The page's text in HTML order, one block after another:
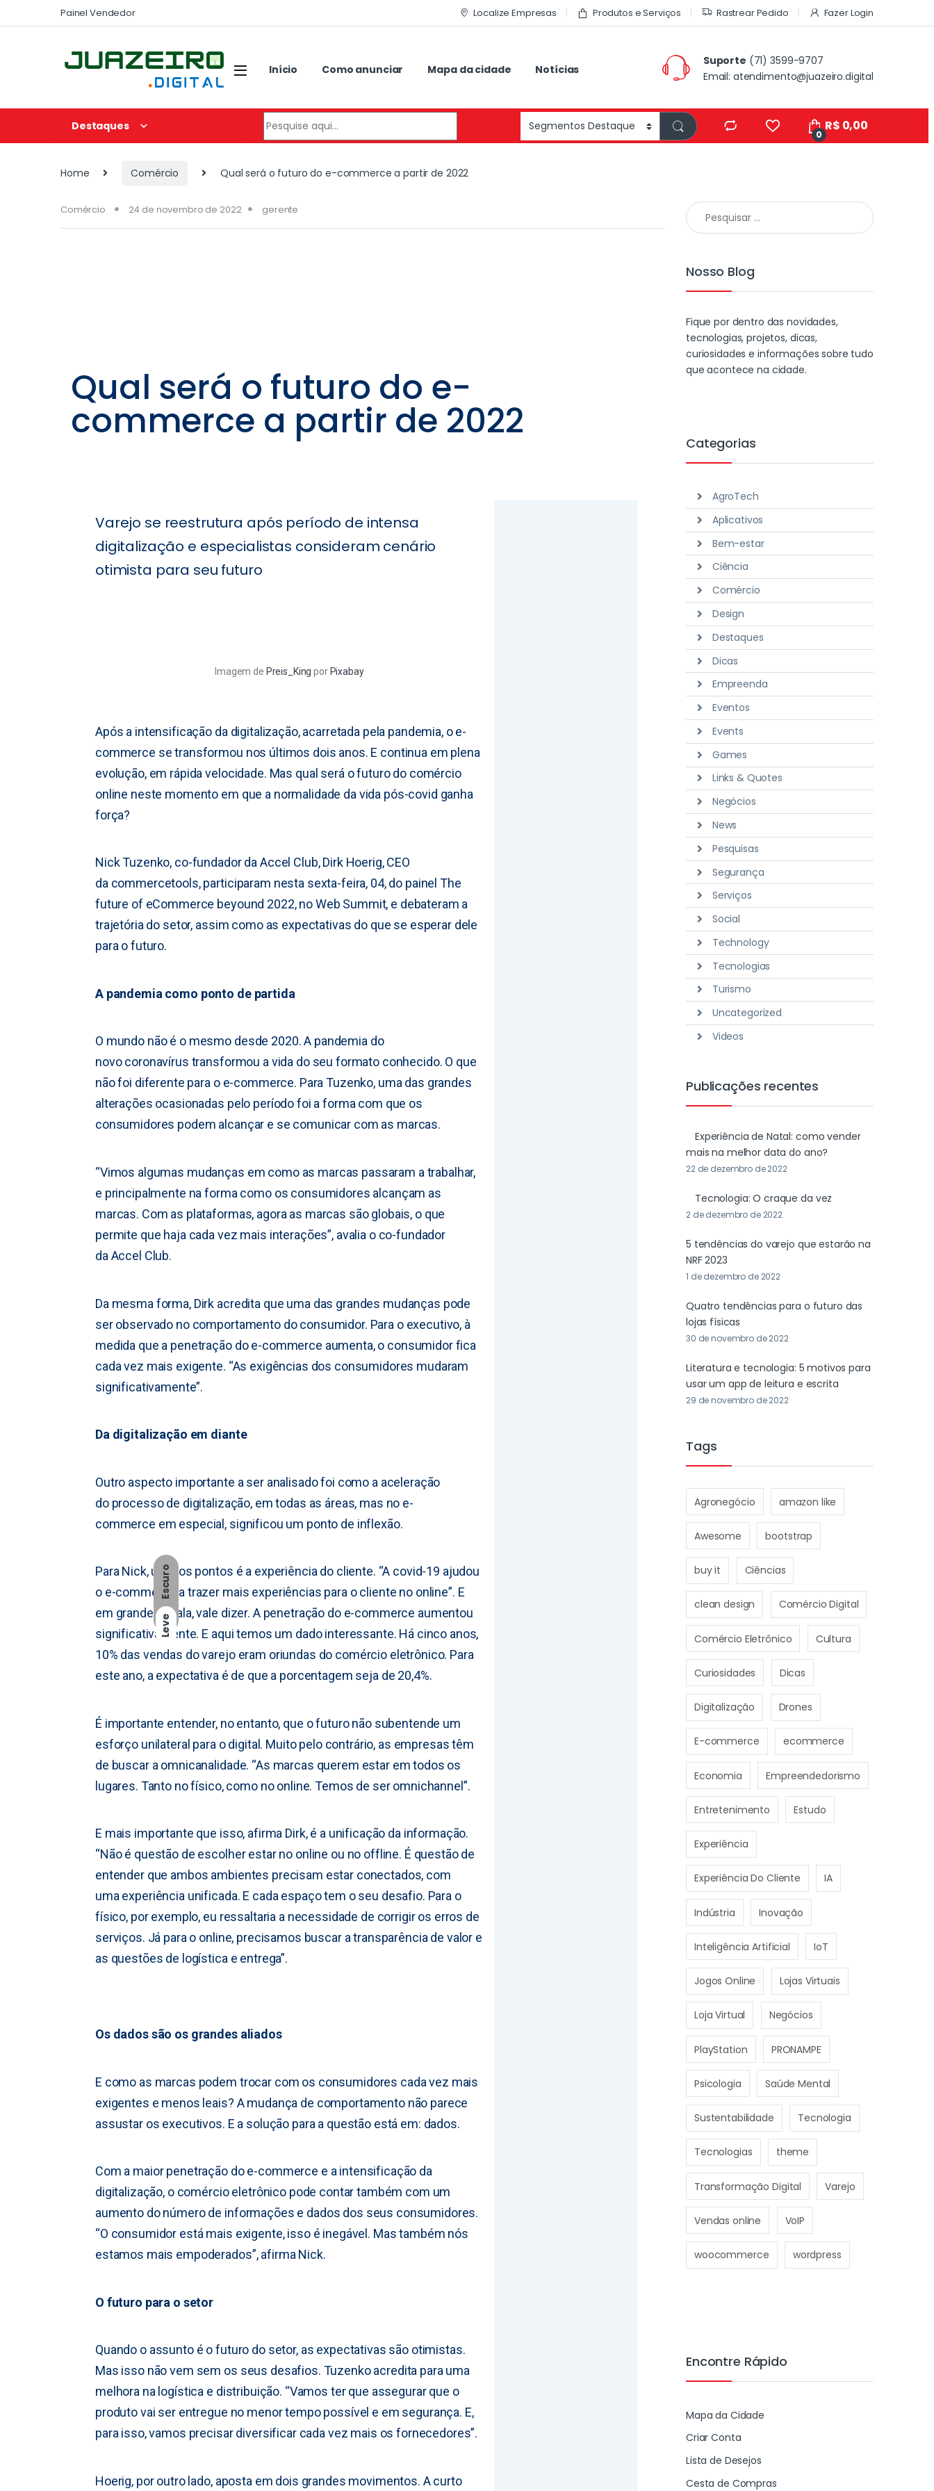
Escuro
Leve
Painel Vendedor Localize Empresas Produtos e Serviços Rastrear Pedido Fazer Login
Início Como anunciar Mapa da cidade Notícias
Suporte (71) 3599-9707
Email: atendimento@juazeiro.digital
Destaques
0
R$ 0,00
Home Comércio Qual será o futuro do e-commerce a partir de 2022
Comércio 24 de novembro de 2022 gerente
Qual será o futuro do e-
commerce a partir de 2022
Varejo se reestrutura após período de intensa
digitalização e especialistas consideram cenário
otimista para seu futuro
Imagem de Preis_King por Pixabay
Após a intensificação da digitalização, acarretada pela pandemia, o e-
commerce se transformou nos últimos dois anos. E continua em plena
evolução, em rápida velocidade. Mas qual será o futuro do comércio
online neste momento em que a normalidade da vida pós-covid ganha
força?
Nick Tuzenko, co-fundador da Accel Club, Dirk Hoerig, CEO
da commercetools, participaram nesta sexta-feira, 04, do painel The
future of eCommerce beyound 2022, no Web Summit, e debateram a
trajetória do setor, assim como as expectativas do que se esperar dele
para o futuro.
A pandemia como ponto de partida
O mundo não é o mesmo desde 2020. A pandemia do
novo coronavírus transformou a vida do seu formato conhecido. O que
não foi diferente para o e-commerce. Para Tuzenko, uma das grandes
alterações ocasionadas pelo período foi a forma com que os
consumidores podem alcançar e se comunicar com as marcas.
“Vimos algumas mudanças em como as marcas passaram a trabalhar,
e principalmente na forma como os consumidores alcançam as
marcas. Com as plataformas, agora as marcas são globais, o que
permite que haja cada vez mais interações”, avalia o co-fundador
da Accel Club.
Da mesma forma, Dirk acredita que uma das grandes mudanças pode
ser observado no comportamento do consumidor. Para o executivo, à
medida que a penetração do e-commerce aumenta, o consumidor fica
cada vez mais exigente. “As exigências dos consumidores mudaram
significativamente”.
Da digitalização em diante
Outro aspecto importante a ser analisado foi como a aceleração
do processo de digitalização, em todas as áreas, mas no e-
commerce em especial, significou um ponto de inflexão.
Para Nick, um dos pontos é a experiência do cliente. “A covid-19 ajudou
o e-commerce a trazer mais experiências para o cliente no online”. E
em grande escala, vale dizer. A penetração do e-commerce aumentou
significativamente. E aqui temos um dado interessante. Há cinco anos,
10% das vendas do varejo eram oriundas do comércio eletrônico. Para
este ano, a expectativa é de que a porcentagem seja de 20,4%.
É importante entender, no entanto, que o futuro não subentende um
esforço unilateral para o digital. Muito pelo contrário, as empresas têm
de buscar a omnicanalidade. “As marcas querem estar em todos os
lugares. Tanto no físico, como no online. Temos de ser omnichannel”.
E mais importante que isso, afirma Dirk, é a unificação da informação.
“Não é questão de escolher estar no online ou no offline. É questão de
entender que ambos ambientes precisam estar conectados, com
uma experiência unificada. E cada espaço tem o seu desafio. Para o
físico, por exemplo, eu ressaltaria a necessidade de corrigir os erros de
serviços. Já para o online, precisamos buscar a transparência de valor e
as questões de logística e entrega”.
Os dados são os grandes aliados
E como as marcas podem trocar com os consumidores cada vez mais
exigentes e menos leais? A mudança de comportamento não parece
assustar os executivos. E a solução para a questão está em: dados.
Com a maior penetração do e-commerce e a intensificação da
digitalização, o comércio eletrônico pode contar também com um
aumento do número de informações e dados dos seus consumidores.
“O consumidor está mais exigente, isso é inegável. Mas também nós
estamos mais empoderados”, afirma Nick.
O futuro para o setor
Quando o assunto é o futuro do setor, as expectativas são otimistas.
Mas isso não vem sem os seus desafios. Tuzenko acredita para uma
melhora na logística e distribuição. “Vamos ter que assegurar que o
produto vai ser entregue no menor tempo possível e em segurança. E,
para isso, vamos precisar diversificar cada vez mais os fornecedores”.
Hoerig, por outro lado, aposta em dois grandes movimentos. A curto
Nosso Blog
Fique por dentro das novidades,
tecnologias, projetos, dicas,
curiosidades e informações sobre tudo
que acontece na cidade.
Categorias
AgroTech
Aplicativos
Bem-estar
Ciência
Comércio
Design
Destaques
Dicas
Empreenda
Eventos
Events
Games
Links & Quotes
Negócios
News
Pesquisas
Segurança
Serviços
Social
Technology
Tecnologias
Turismo
Uncategorized
Videos
Publicações recentes
Experiência de Natal: como vender
mais na melhor data do ano?
22 de dezembro de 2022
Tecnologia: O craque da vez
2 de dezembro de 2022
5 tendências do varejo que estarão na
NRF 2023
1 de dezembro de 2022
Quatro tendências para o futuro das
lojas físicas
30 de novembro de 2022
Literatura e tecnologia: 5 motivos para
usar um app de leitura e escrita
29 de novembro de 2022
Tags
Agronegócio amazon like
Awesome bootstrap
buy it Ciências
clean design Comércio Digital
Comércio Eletrônico Cultura
Curiosidades Dicas
Digitalização Drones
E-commerce ecommerce
Economia Empreendedorismo
Entretenimento Estudo
Experiência
Experiência Do Cliente IA
Indústria Inovação
Inteligência Artificial IoT
Jogos Online Lojas Virtuais
Loja Virtual Negócios
PlayStation PRONAMPE
Psicologia Saúde Mental
Sustentabilidade Tecnologia
Tecnologias theme
Transformação Digital Varejo
Vendas online VoIP
woocommerce wordpress
Encontre Rápido
Mapa da Cidade
Criar Conta
Lista de Desejos
Cesta de Compras